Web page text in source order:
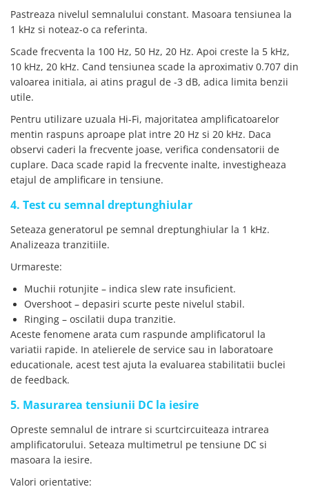
Pastreaza nivelul semnalului constant. Masoara tensiunea la
1 kHz si noteaz-o ca referinta.
Scade frecventa la 100 Hz, 50 Hz, 20 Hz. Apoi creste la 5 kHz,
10 kHz, 20 kHz. Cand tensiunea scade la aproximativ 0.707 din
valoarea initiala, ai atins pragul de -3 dB, adica limita benzii
utile.
Pentru utilizare uzuala Hi-Fi, majoritatea amplificatoarelor
mentin raspuns aproape plat intre 20 Hz si 20 kHz. Daca
observi caderi la frecvente joase, verifica condensatorii de
cuplare. Daca scade rapid la frecvente inalte, investigheaza
etajul de amplificare in tensiune.
4. Test cu semnal dreptunghiular
Seteaza generatorul pe semnal dreptunghiular la 1 kHz.
Analizeaza tranzitiile.
Urmareste:
Muchii rotunjite – indica slew rate insuficient.
Overshoot – depasiri scurte peste nivelul stabil.
Ringing – oscilatii dupa tranzitie.
Aceste fenomene arata cum raspunde amplificatorul la
variatii rapide. In atelierele de service sau in laboratoare
educationale, acest test ajuta la evaluarea stabilitatii buclei
de feedback.
5. Masurarea tensiunii DC la iesire
Opreste semnalul de intrare si scurtcircuiteaza intrarea
amplificatorului. Seteaza multimetrul pe tensiune DC si
masoara la iesire.
Valori orientative: